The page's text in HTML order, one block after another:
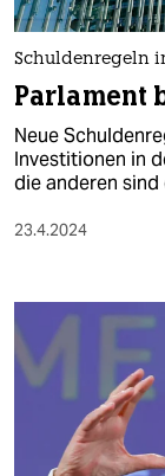
nord
wahrheit
verlag
shop
fragen & hilfe
unterstützen
Schuldenregeln
Parlament
Neue
Investitionen in
die anderen
23.4.2024